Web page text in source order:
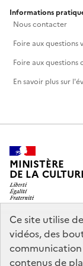
Ce site utilise
vidéos, des
communication
contenus de
Informations
Nous contacter
Foire aux questions
Foire aux questions
En savoir plus sur
MINISTÈRE
DE LA
legifrance.gouv.fr
service-